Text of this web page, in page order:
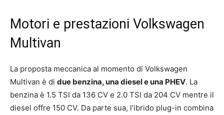
Motori e prestazioni Volkswagen
Multivan
La proposta meccanica al momento di Volkswagen
Multivan è di due benzina, una diesel e una PHEV. La
benzina è 1.5 TSI da 136 CV e 2.0 TSI da 204 CV mentre il
diesel offre 150 CV. Da parte sua, l’ibrido plug-in combina